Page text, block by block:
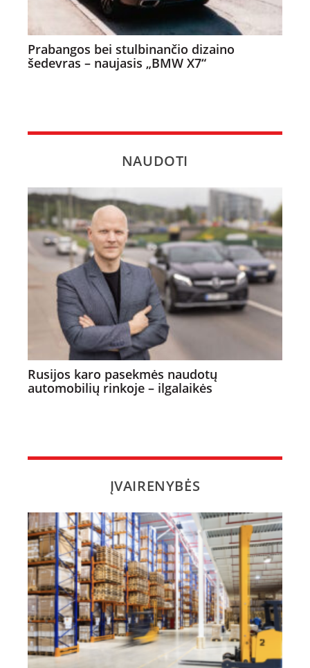
Prabangos bei stulbinančio dizaino
šedevras – naujasis „BMW X7“
NAUDOTI
Rusijos karo pasekmės naudotų
automobilių rinkoje – ilgalaikės
ĮVAIRENYBĖS